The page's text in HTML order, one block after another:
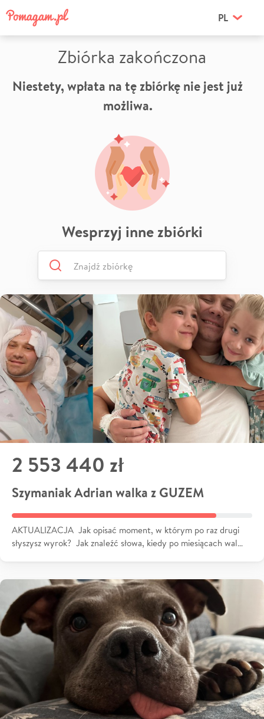
PL
Zbiórka zakończona
Niestety, wpłata na tę zbiórkę nie jest już
możliwa.
Wesprzyj inne zbiórki
2 553 440 zł
Szymaniak Adrian walka z GUZEM
AKTUALIZACJA Jak opisać moment, w którym po raz drugi
słyszysz wyrok? Jak znaleźć słowa, kiedy po miesiącach wal…